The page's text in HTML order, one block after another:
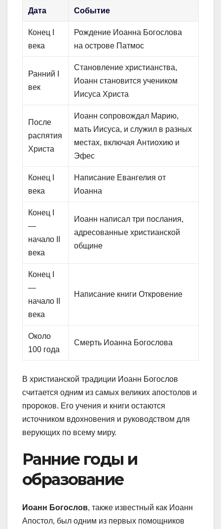
Дата Событие
Конец I
века
Рождение Иоанна Богослова
на острове Патмос
Ранний I
век
Становление христианства,
Иоанн становится учеником
Иисуса Христа
После
распятия
Христа
Иоанн сопровождал Марию,
мать Иисуса, и служил в разных
местах, включая Антиохию и
Эфес
Конец I
века
Написание Евангелия от
Иоанна
Конец I
—
начало II
века
Иоанн написал три послания,
адресованные христианской
общине
Конец I
—
начало II
века
Написание книги Откровение
Около
100 года
Смерть Иоанна Богослова
В христианской традиции Иоанн Богослов
считается одним из самых великих апостолов и
пророков. Его учения и книги остаются
источником вдохновения и руководством для
верующих по всему миру.
Ранние годы и
образование
Иоанн Богослов, также известный как Иоанн
Апостол, был одним из первых помощников